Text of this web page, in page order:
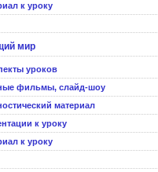
к уроку
мир
уроков
фильмы, слайд-шоу
материал
к уроку
к уроку